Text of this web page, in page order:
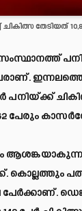
തേടിയത്
പനിയ്ക്ക്
11